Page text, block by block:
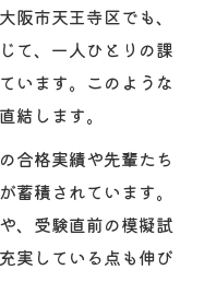
阪市天王寺区でも、
て、一人ひとりの課
います。このような
結します。
合格実績や先輩たち
蓄積されています。
、受験直前の模擬試
実している点も伸び